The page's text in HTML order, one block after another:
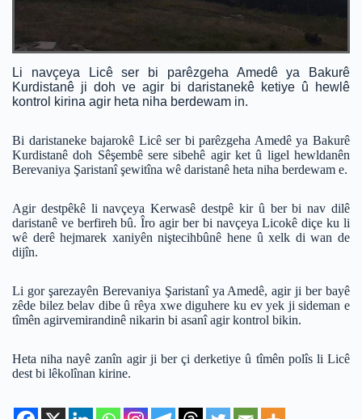
Li navçeya Licê ser bi parêzgeha Amedê ya Bakurê
Kurdistanê ji doh ve agir bi daristanekê ketiye û hewlê
kontrol kirina agir heta niha berdewam in.
Bi daristaneke bajarokê Licê ser bi parêzgeha Amedê ya Bakurê
Kurdistanê doh Sêşembê sere sibehê agir ket û ligel hewldanên
Berevaniya Şaristanî şewitîna wê daristanê heta niha berdewam e.
Agir destpêkê li navçeya Kerwasê destpê kir û ber bi nav dilê
daristanê ve berfireh bû. Îro agir ber bi navçeya Licokê diçe ku li
wê derê hejmarek xaniyên niştecihbûnê hene û xelk di wan de
dijîn.
Li gor şarezayên Berevaniya Şaristanî ya Amedê, agir ji ber bayê
zêde bilez belav dibe û rêya xwe diguhere ku ev yek ji sideman e
tîmên agirvemirandinê nikarin bi asanî agir kontrol bikin.
Heta niha nayê zanîn agir ji ber çi derketiye û tîmên polîs li Licê
dest bi lêkolînan kirine.